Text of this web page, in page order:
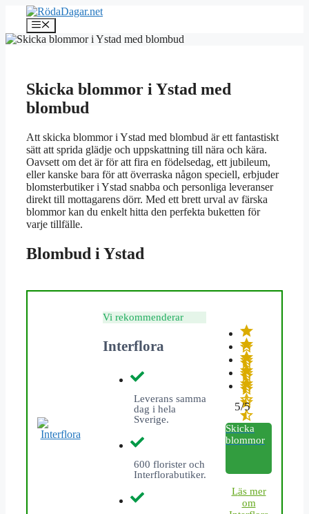
Hoppa
innehåll
Meny
Skicka blommor i Ystad med
blombud
Att skicka blommor i Ystad med blombud är ett fantastiskt
sätt att sprida glädje och uppskattning till nära och kära.
Oavsett om det är för att fira en födelsedag, ett jubileum,
eller kanske bara för att överraska någon speciell, erbjuder
blomsterbutiker i Ystad snabba och personliga leveranser
direkt till mottagarens dörr. Med ett brett urval av färska
blommor kan du enkelt hitta den perfekta buketten för
varje tillfälle.
Blombud i Ystad
Vi rekommenderar
Interflora
Leverans samma
dag i hela
Sverige.
600 florister och
Interflorabutiker.
5/5
Skicka
blommor
Läs mer
om